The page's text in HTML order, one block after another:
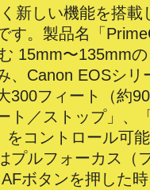
新しい機能を搭載
す。製品名「
15mm〜135mm
、Canon EOSシリ
300フィート（約
ト／ストップ」、
をコントロール可
プルフォーカス（
ボタンを押した